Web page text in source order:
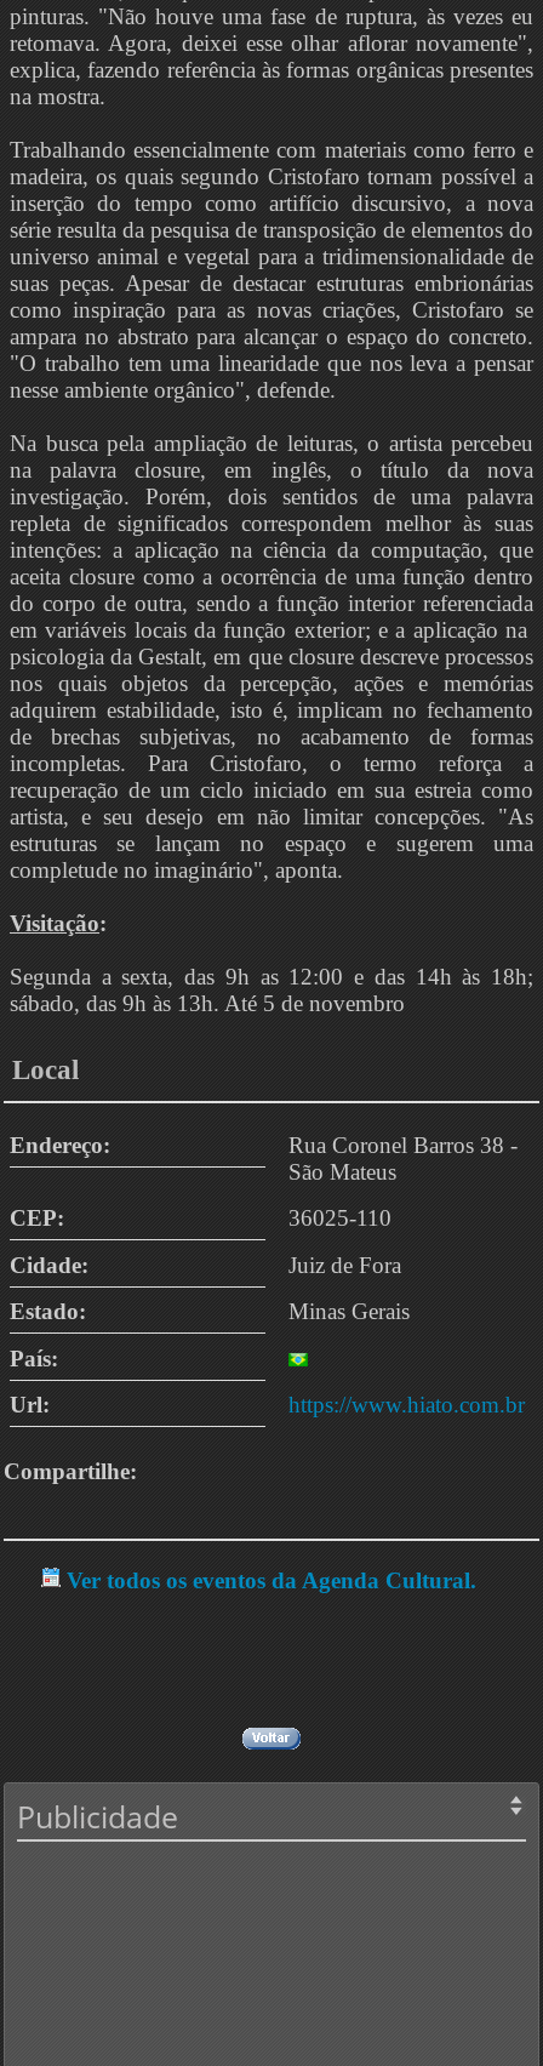
pinturas. "Não houve uma fase de ruptura, às vezes eu
retomava. Agora, deixei esse olhar aflorar novamente",
explica, fazendo referência às formas orgânicas presentes
na mostra.
Trabalhando essencialmente com materiais como ferro e
madeira, os quais segundo Cristofaro tornam possível a
inserção do tempo como artifício discursivo, a nova
série resulta da pesquisa de transposição de elementos do
universo animal e vegetal para a tridimensionalidade de
suas peças. Apesar de destacar estruturas embrionárias
como inspiração para as novas criações, Cristofaro se
ampara no abstrato para alcançar o espaço do concreto.
"O trabalho tem uma linearidade que nos leva a pensar
nesse ambiente orgânico", defende.
Na busca pela ampliação de leituras, o artista percebeu
na palavra closure, em inglês, o título da nova
investigação. Porém, dois sentidos de uma palavra
repleta de significados correspondem melhor às suas
intenções: a aplicação na ciência da computação, que
aceita closure como a ocorrência de uma função dentro
do corpo de outra, sendo a função interior referenciada
em variáveis locais da função exterior; e a aplicação na
psicologia da Gestalt, em que closure descreve processos
nos quais objetos da percepção, ações e memórias
adquirem estabilidade, isto é, implicam no fechamento
de brechas subjetivas, no acabamento de formas
incompletas. Para Cristofaro, o termo reforça a
recuperação de um ciclo iniciado em sua estreia como
artista, e seu desejo em não limitar concepções. "As
estruturas se lançam no espaço e sugerem uma
completude no imaginário", aponta.
Visitação:
Segunda a sexta, das 9h as 12:00 e das 14h às 18h;
sábado, das 9h às 13h. Até 5 de novembro
Local
Endereço:
Rua Coronel Barros 38 -
São Mateus
CEP:
36025-110
Cidade:
Juiz de Fora
Estado:
Minas Gerais
País:
Url:
https://www.hiato.com.br
Compartilhe:
Ver todos os eventos da Agenda Cultural.
Publicidade